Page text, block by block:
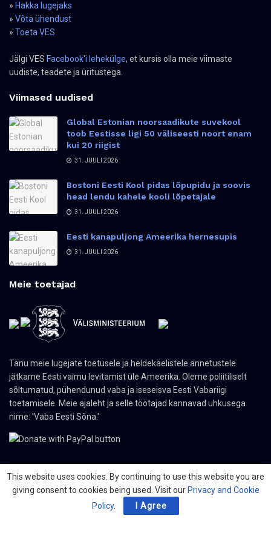
» Hakka lugejaks
» Võta ühendust
» Toeta VES
Jälgi VES Facebook'i lehekülge, et kursis olla meie viimaste
uudiste, teadete ja üritustega.
Viimased uudised
Global Estonian noorsaadikute suvekool
toob Eestisse ligi 50 väliseesti noort enam
kui 20 riigist
31. JUULI 2026
Bostoni Eesti Kool pidas lõpupidu ja soovis
head lendu kahele kooli lõpetajale
31. JUULI 2026
Eesti kanapuljong Ameerika hernesupis
31. JUULI 2026
Meie toetajad
Tänu meie lugejate toetusele ja heldekäelistele annetustele
jätkame Eesti vaimu levitamist üle Ameerika. Oleme poliitiliselt
sõltumatud, pühendunud vaba ja iseseisva Eesti Vabariigi
toetamisele. Meie ajaleht ja selle töötajad kannavad uhkusega
nime: 'Vaba Eesti Sõna.'
© 2024 The Nordic Press Estonian-American Publishers, Inc. All Rights
This website uses cookies. By continuing to use this website you are
giving consent to cookies being used. Visit our Privacy and Cookie
Policy. I Agree